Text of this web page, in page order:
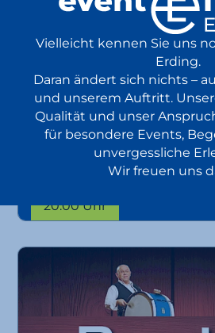
Viva La Vida
A Tribute to Coldplay
Konzert
20:00 Uhr
Vielleicht kennen Sie uns
Erding.
Daran ändert sich nichts –
und unserem Auftritt.
Qualität und unser
für besondere Events,
unvergessliche
Wir freuen uns